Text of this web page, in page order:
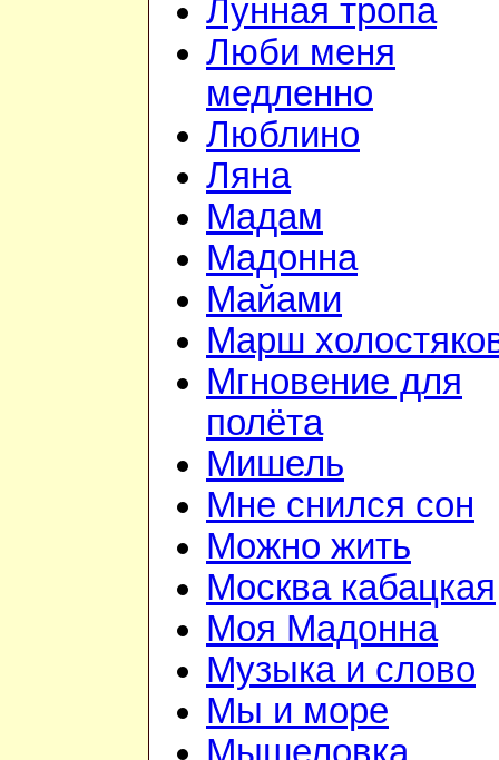
Лунная тропа
Люби меня
медленно
Люблино
Ляна
Мадам
Мадонна
Майами
Марш
Мгновение для
полёта
Мишель
Мне снился сон
Можно жить
Москва кабацкая
Моя Мадонна
Музыка и слово
Мы и море